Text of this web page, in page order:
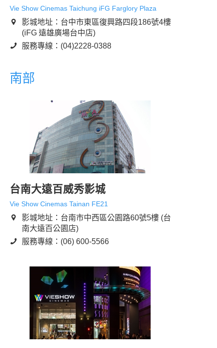
Vie Show Cinemas Taichung iFG Farglory Plaza
影城地址：台中市東區復興路四段186號4樓
(iFG 遠雄廣場台中店)
服務專線：(04)2228-0388
南部
台南大遠百威秀影城
Vie Show Cinemas Tainan FE21
影城地址：台南市中西區公園路60號5樓 (台
南大遠百公園店)
服務專線：(06) 600-5566